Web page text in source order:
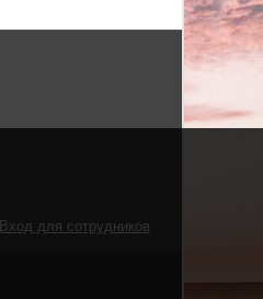
Вход для сотрудников